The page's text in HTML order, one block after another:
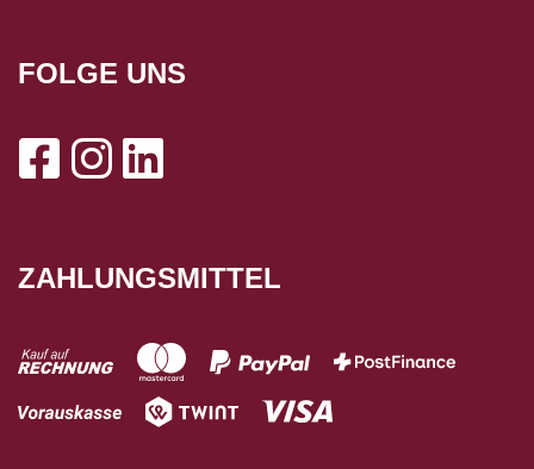
FOLGE UNS
ZAHLUNGSMITTEL